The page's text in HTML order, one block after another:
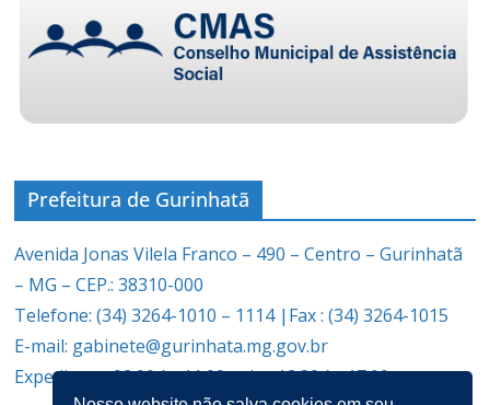
Prefeitura de Gurinhatã
Avenida Jonas Vilela Franco – 490 – Centro – Gurinhatã
– MG – CEP.: 38310-000
Telefone: (34) 3264-1010 – 1114 |Fax : (34) 3264-1015
E-mail: gabinete@gurinhata.mg.gov.br
Expediente: 08:00 às 11:00 e das 12:30 às 17:00